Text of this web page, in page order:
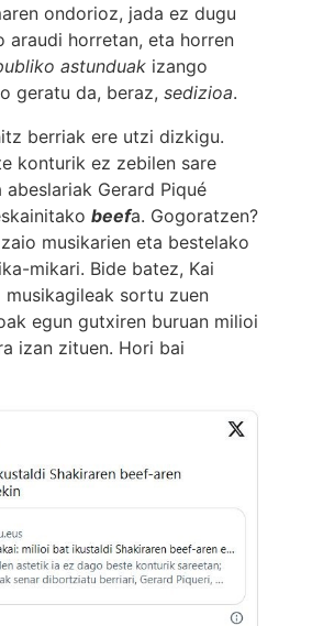
ondorioz, jada ez dugu
araudi horretan, eta horren
astunduak izango
geratu da, beraz, sedizioa.
berriak ere utzi dizkigu.
konturik ez zebilen sare
abeslariak Gerard Piqué
beefa. Gogoratzen?
musikarien eta bestelako
mikari. Bide batez, Kai
sortu zuen
egun gutxiren buruan milioi
izan zituen. Hori bai